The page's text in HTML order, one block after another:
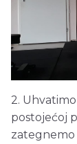
2.
postojećoj